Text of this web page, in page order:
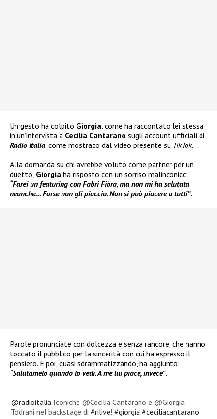
Un gesto ha colpito Giorgia, come ha raccontato lei stessa
in un’intervista a Cecilia Cantarano sugli account ufficiali di
Radio Italia, come mostrato dal video presente su TikTok.
Alla domanda su chi avrebbe voluto come partner per un
duetto, Giorgia ha risposto con un sorriso malinconico:
“Farei un featuring con Fabri Fibra, ma non mi ha salutata
neanche… Forse non gli piaccio. Non si può piacere a tutti”.
Parole pronunciate con dolcezza e senza rancore, che hanno
toccato il pubblico per la sincerità con cui ha espresso il
pensiero. E poi, quasi sdrammatizzando, ha aggiunto:
“Salutamelo quando lo vedi. A me lui piace, invece”.
@radioitalia Iconiche @Cecilia Cantarano e @Giorgia
Todrani nel backstage di#rilive!#giorgia #ceciliacantarano